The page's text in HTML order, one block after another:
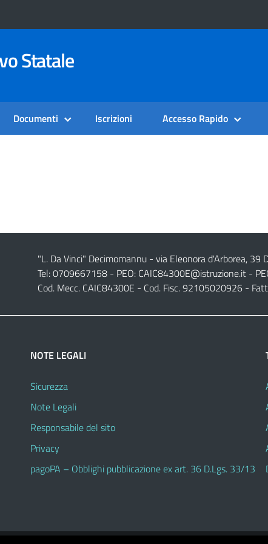
Statale
Documenti Iscrizioni Accesso Rapido
"L. Da Vinci" Decimomannu - via Eleonora d'Arborea, 39
Tel: 0709667158 - PEO: CAIC84300E@istruzione.it-
Cod. Mecc. CAIC84300E - Cod. Fisc. 92105020926 -
NOTE LEGALI
Sicurezza
Note Legali
Responsabile del sito
Privacy
pagoPA – Obblighi pubblicazione ex art. 36 D.Lgs. 33/13